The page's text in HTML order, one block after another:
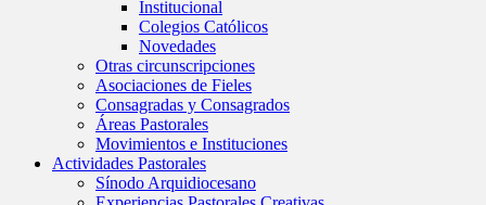
Institucional
Colegios Católicos
Novedades
Otras circunscripciones
Asociaciones de Fieles
Consagradas y Consagrados
Áreas Pastorales
Movimientos e Instituciones
Actividades Pastorales
Sínodo Arquidiocesano